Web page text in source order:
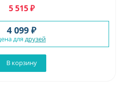
5 515₽
4 099 ₽
для друзей
В корзину